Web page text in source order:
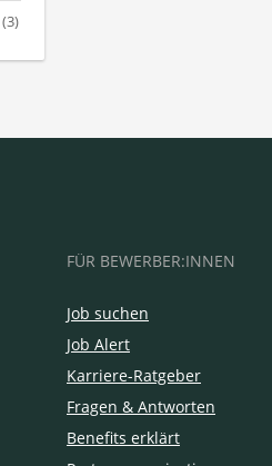
(3)
FÜR BEWERBER:INNEN
Job suchen
Job Alert
Karriere-Ratgeber
Fragen & Antworten
Benefits erklärt